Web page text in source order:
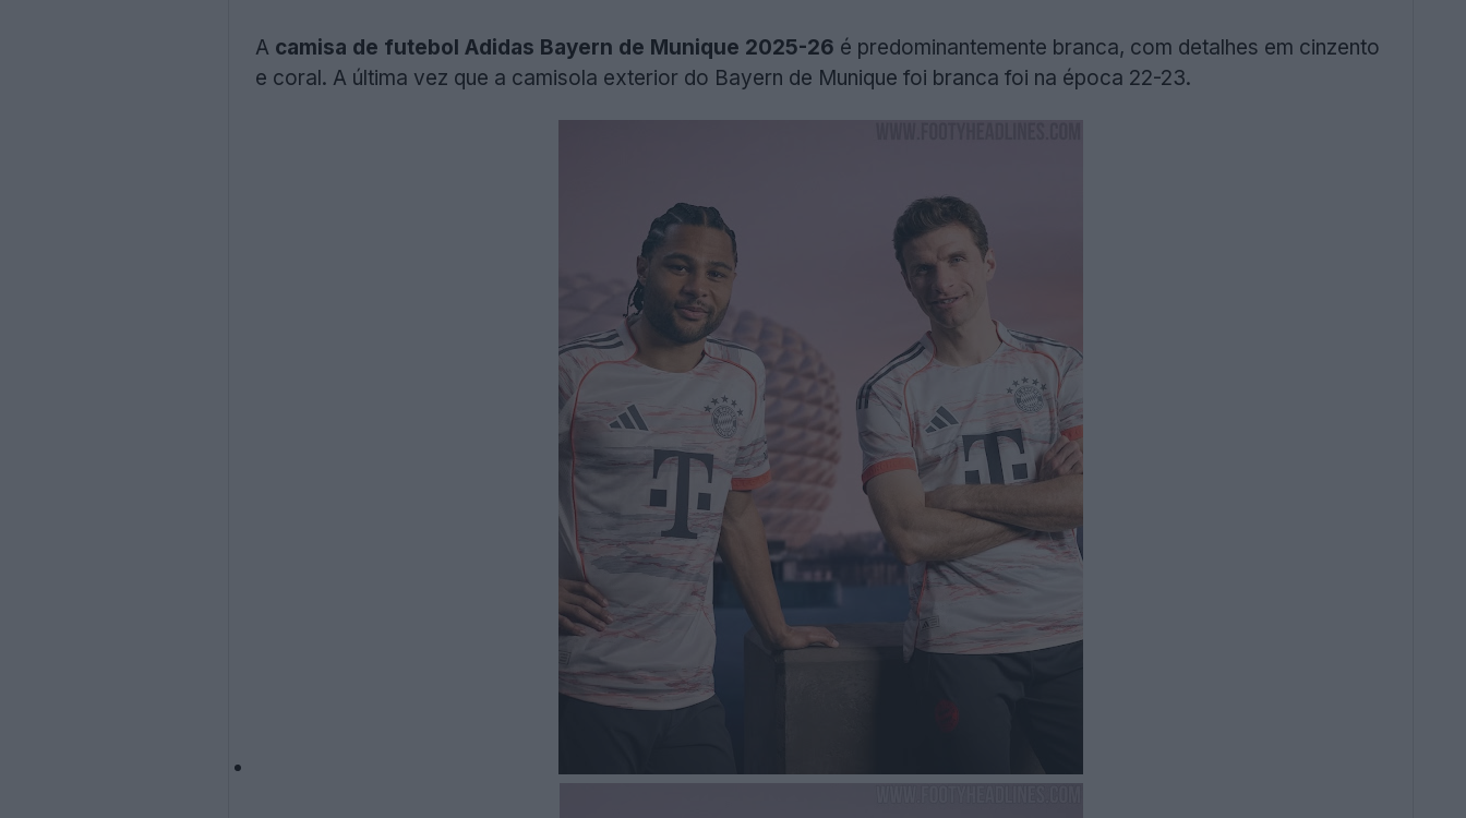
A camisa de futebol Adidas Bayern de Munique 2025-26 é predominantemente branca, com detalhes em cinzento
e coral. A última vez que a camisola exterior do Bayern de Munique foi branca foi na época 22-23.